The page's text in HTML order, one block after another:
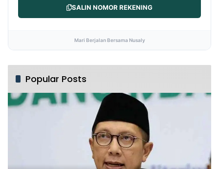
SALIN NOMOR REKENING
Mari Berjalan Bersama Nusaly
Popular Posts